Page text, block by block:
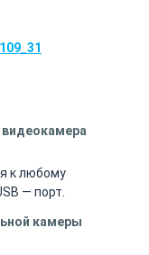
к любому
— порт.
камеры